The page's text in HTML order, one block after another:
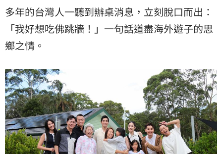
多年的台灣人一聽到辦桌消息，立刻脫口而出：
「我好想吃佛跳牆！」一句話道盡海外遊子的思
鄉之情。